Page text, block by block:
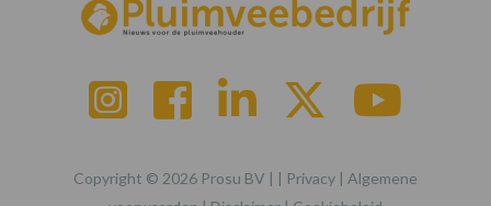
Copyright © 2026 Prosu BV | | Privacy | Algemene